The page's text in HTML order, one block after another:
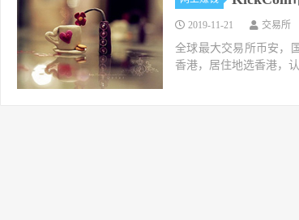
2019-11-21 交易所
全球最大交易所币安，
香港，居住地选香港，